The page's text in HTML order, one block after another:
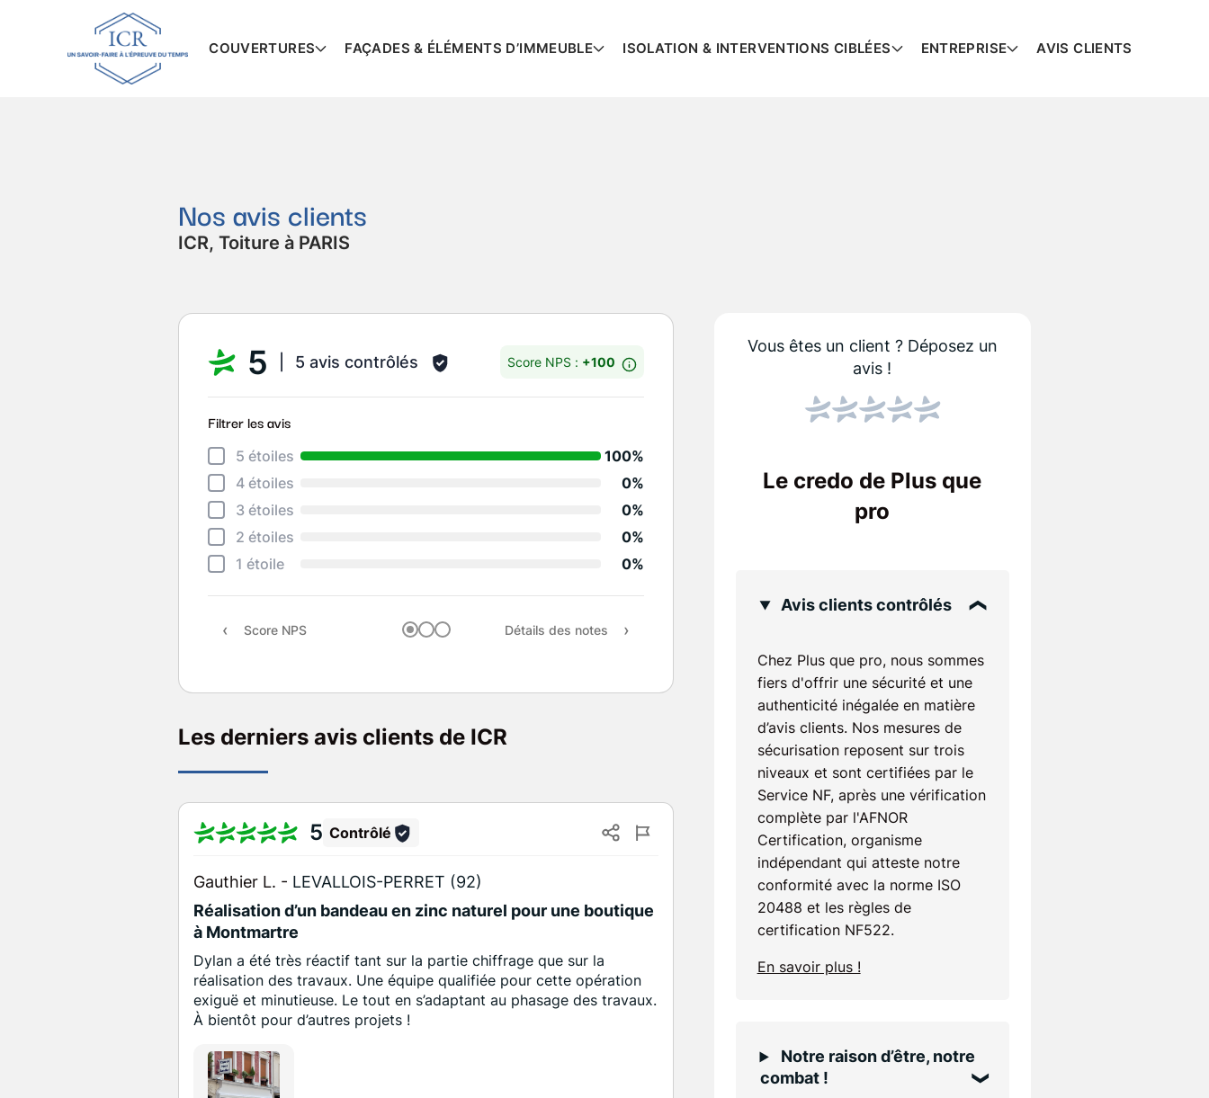
COUVERTURES FAÇADES & ÉLÉMENTS D’IMMEUBLE ISOLATION & INTERVENTIONS CIBLÉES ENTREPRISE AVIS CLIENTS
ICR, Toiture à PARIS
Nos avis clients
5 5 avis contrôlés Score NPS : +100
Filtrer les avis
5 étoiles
100%
4 étoiles
0%
3 étoiles
0%
2 étoiles
0%
1 étoile
0%
Recommandation
Score NPS Détails des notes
Les derniers avis clients de ICR
5 Contrôlé
Gauthier L. - LEVALLOIS-PERRET (92)
Réalisation d’un bandeau en zinc naturel pour une boutique
à Montmartre
Dylan a été très réactif tant sur la partie chiffrage que sur la
réalisation des travaux. Une équipe qualifiée pour cette opération
exiguë et minutieuse. Le tout en s’adaptant au phasage des travaux.
À bientôt pour d’autres projets !
Vous êtes un client ? Déposez un
avis !
Le credo de Plus que
pro
Avis clients contrôlés
Chez Plus que pro, nous sommes
fiers d'offrir une sécurité et une
authenticité inégalée en matière
d’avis clients. Nos mesures de
sécurisation reposent sur trois
niveaux et sont certifiées par le
Service NF, après une vérification
complète par l'AFNOR
Certification, organisme
indépendant qui atteste notre
conformité avec la norme ISO
20488 et les règles de
certification NF522.
En savoir plus !
Notre raison d’être, notre
combat !